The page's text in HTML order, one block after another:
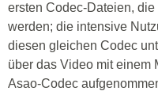
ersten Codec-Dateien,
werden; die intensive
diesen gleichen Codec
über das Video mit einem
Asao-Codec